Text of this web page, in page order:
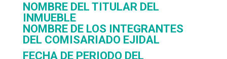
NOMBRE DEL TITULAR DEL
INMUEBLE
NOMBRE DE LOS INTEGRANTES
DEL COMISARIADO EJIDAL
FECHA DE PERIODO DEL